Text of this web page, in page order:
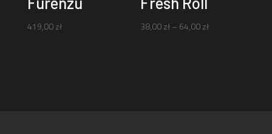
419,00zł 38,00zł– 64,00złZakres